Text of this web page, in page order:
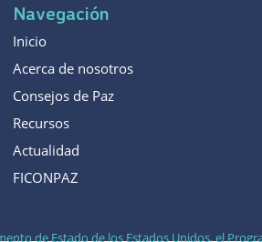
Navegación
Inicio
Acerca de nosotros
Consejos de Paz
Recursos
Actualidad
FICONPAZ
de Estado de los Estados Unidos, el